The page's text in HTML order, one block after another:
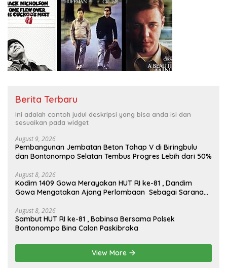
Berita Terbaru
Ini adalah contoh judul deskripsi yang bisa anda isi dan
sesuaikan pada widget
August 9, 2026
Pembangunan Jembatan Beton Tahap V di Biringbulu
dan Bontonompo Selatan Tembus Progres Lebih dari 50%
August 8, 2026
Kodim 1409 Gowa Merayakan HUT RI ke-81 , Dandim
Gowa Mengatakan Ajang Perlombaan Sebagai Sarana
August 8, 2026
Sambut HUT RI ke-81 , Babinsa Bersama Polsek
View More